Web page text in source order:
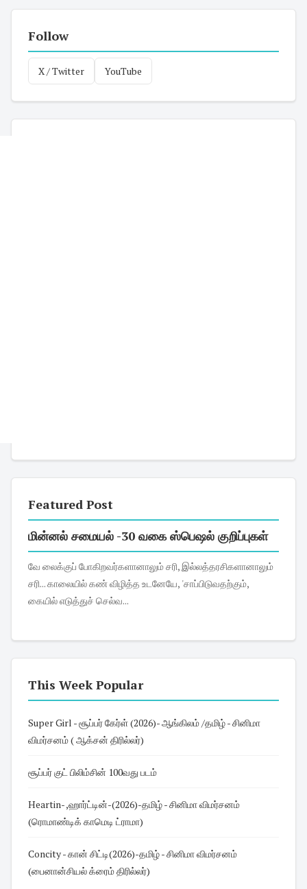
Follow
X / Twitter YouTube
Featured Post
மின்னல் சமையல் -30 வகை ஸ்பெஷல் குறிப்புகள்
வே லைக்குப் போகிறவர்களானாலும் சரி, இல்லத்தரசிகளானாலும்
சரி... காலையில் கண் விழித்த உடனேயே, 'சாப்பிடுவதற்கும்,
கையில் எடுத்துச் செல்வ...
This Week Popular
Super Girl - சூப்பர் கேர்ள் (2026)- ஆங்கிலம் /தமிழ் - சினிமா
விமர்சனம் ( ஆக்சன் திரில்லர்)
சூப்பர் குட் பிலிம்சின் 100வது படம்
Heartin- ,ஹார்ட்டின்-(2026)-தமிழ் - சினிமா விமர்சனம்
(ரொமாண்டிக் காமெடி ட்ராமா)
Concity - கான் சிட்டி(2026)-தமிழ் - சினிமா விமர்சனம்
(பைனான்சியல் க்ரைம் திரில்லர்)